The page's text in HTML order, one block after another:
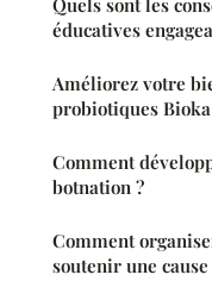
Quels sont les
éducatives
Améliorez votre
probiotiques Bioka
Comment
botnation ?
Comment
soutenir une